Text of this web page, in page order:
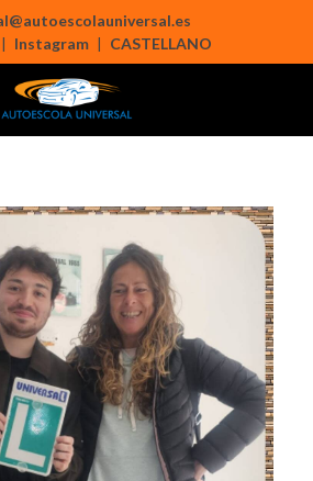
| Instagram | CASTELLANO